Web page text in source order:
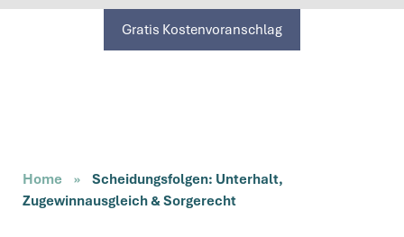
Gratis Kostenvoranschlag
Home »
Scheidungsfolgen: Unterhalt,
Zugewinnausgleich & Sorgerecht